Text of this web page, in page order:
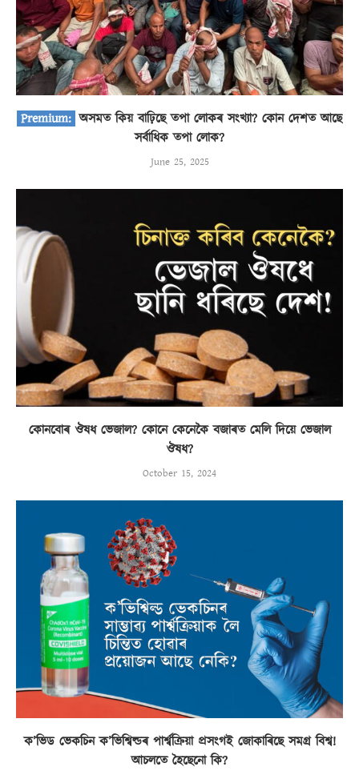
অসমত কিয় বাঢ়িছে তপা লোকৰ সংখ্যা? কোন দেশত আছে
সৰ্বাধিক তপা লোক?
June 25, 2025
কোনবোৰ ঔষধ ভেজাল? কোনে কেনেকৈ বজাৰত মেলি দিয়ে ভেজাল
ঔষধ?
October 15, 2024
ক’ভিড ভেকচিন ক’ভিশ্বিল্ডৰ পাৰ্শ্বক্ৰিয়া প্ৰসংগই জোকাৰিছে সমগ্ৰ বিশ্ব!
আচলতে হৈছেনো কি?